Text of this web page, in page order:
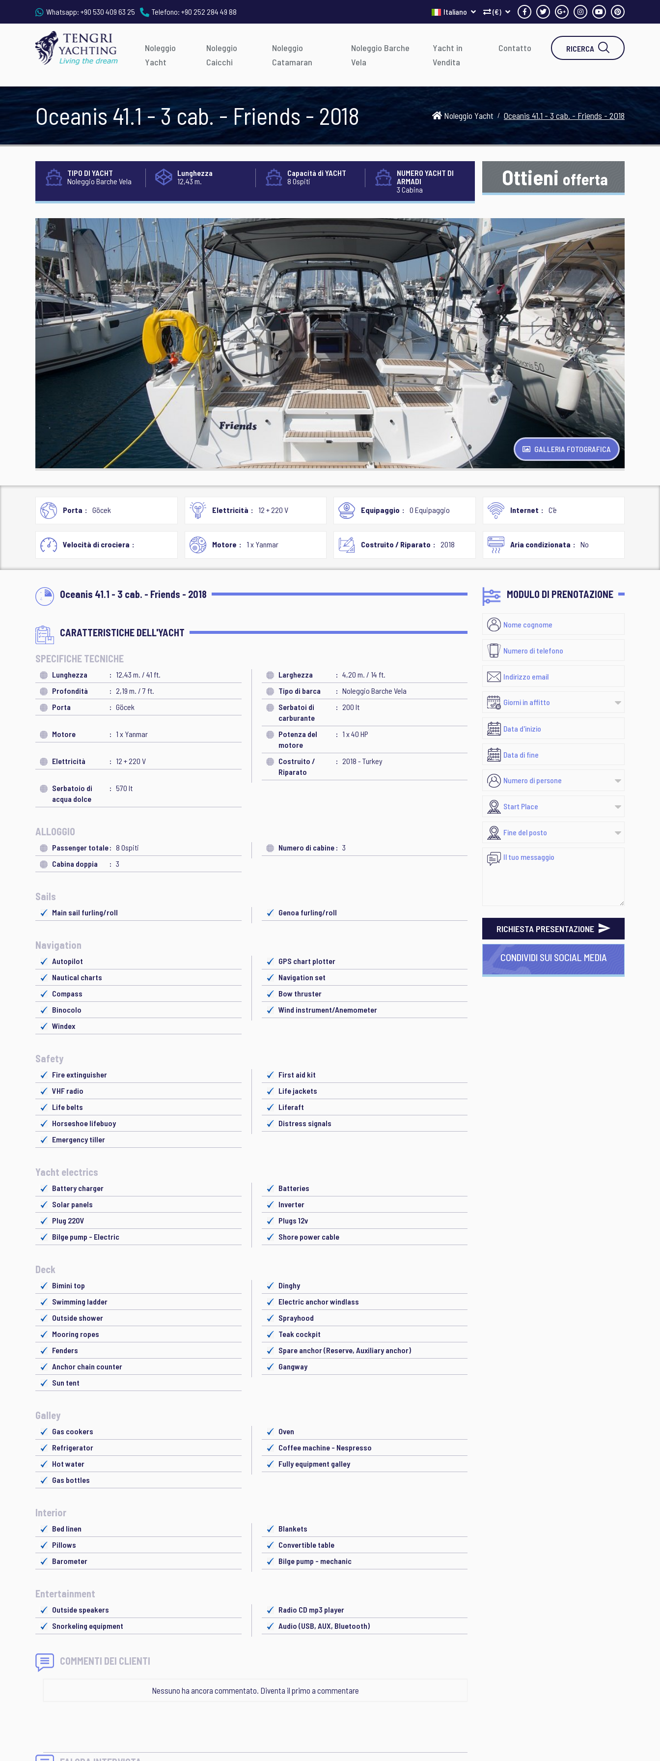
Whatsapp: +90 530 409 63 25 Telefono: +90 252 284 49 88 (€)
Italiano
Noleggio
Yacht
Noleggio
Caicchi
Noleggio
Catamaran
Noleggio Barche
Vela
Yacht in
Vendita
Contatto RICERCA
Oceanis 41.1 - 3 cab. - Friends - 2018 Noleggio Yacht Oceanis 41.1 - 3 cab. - Friends - 2018
TIPO DI YACHT
Noleggio Barche Vela
Lunghezza
12,43 m.
Capacità di YACHT
8 Ospiti
NUMERO YACHT DI
ARMADI
3 Cabina
Ottieni offerta
GALLERIA FOTOGRAFICA
Porta Göcek Elettricità 12 + 220 V Equipaggio 0 Equipaggio Internet C'è
Velocità di crociera Motore 1 x Yanmar Costruito / Riparato 2018 Aria condizionata No
Oceanis 41.1 - 3 cab. - Friends - 2018
CARATTERISTICHE DELL'YACHT
SPECIFICHE TECNICHE
Lunghezza 12,43 m. / 41 ft. Larghezza
4,20 m. / 14 ft.
Profondità
2,19 m. / 7 ft. Tipo di barca
Noleggio Barche Vela
Porta
Göcek
Serbatoi di
carburante
200 lt
Motore 1 x Yanmar
Potenza del
motore
1 x 40 HP
Elettricità 12 + 220 V
Costruito /
Riparato
2018 - Turkey
Serbatoio di
acqua dolce
570 lt
ALLOGGIO
Passenger totale 8 Ospiti Numero di cabine
3
Cabina doppia
3
Sails
Main sail furling/roll Genoa furling/roll
Navigation
Autopilot
GPS chart plotter
Nautical charts
Navigation set
Compass
Bow thruster
Binocolo
Wind instrument/Anemometer
Windex
Safety
Fire extinguisher
First aid kit
VHF radio
Life jackets
Life belts
Liferaft
Horseshoe lifebuoy
Distress signals
Emergency tiller
Yacht electrics
Battery charger
Batteries
Solar panels
Inverter
Plug 220V
Plugs 12v
Bilge pump - Electric
Shore power cable
Deck
Bimini top
Dinghy
Swimming ladder
Electric anchor windlass
Outside shower
Sprayhood
Mooring ropes
Teak cockpit
Fenders
Spare anchor (Reserve, Auxiliary anchor)
Anchor chain counter
Gangway
Sun tent
Galley
Gas cookers
Oven
Refrigerator
Coffee machine - Nespresso
Hot water
Fully equipment galley
Gas bottles
Interior
Bed linen
Blankets
Pillows
Convertible table
Barometer
Bilge pump - mechanic
Entertainment
Outside speakers
Radio CD mp3 player
Snorkeling equipment
Audio (USB, AUX, Bluetooth)
COMMENTI DEI CLIENTI
Nessuno ha ancora commentato. Diventa il primo a commentare
MODULO DI PRENOTAZIONE
RICHIESTA PRESENTAZIONE
CONDIVIDI SUI SOCIAL MEDIA